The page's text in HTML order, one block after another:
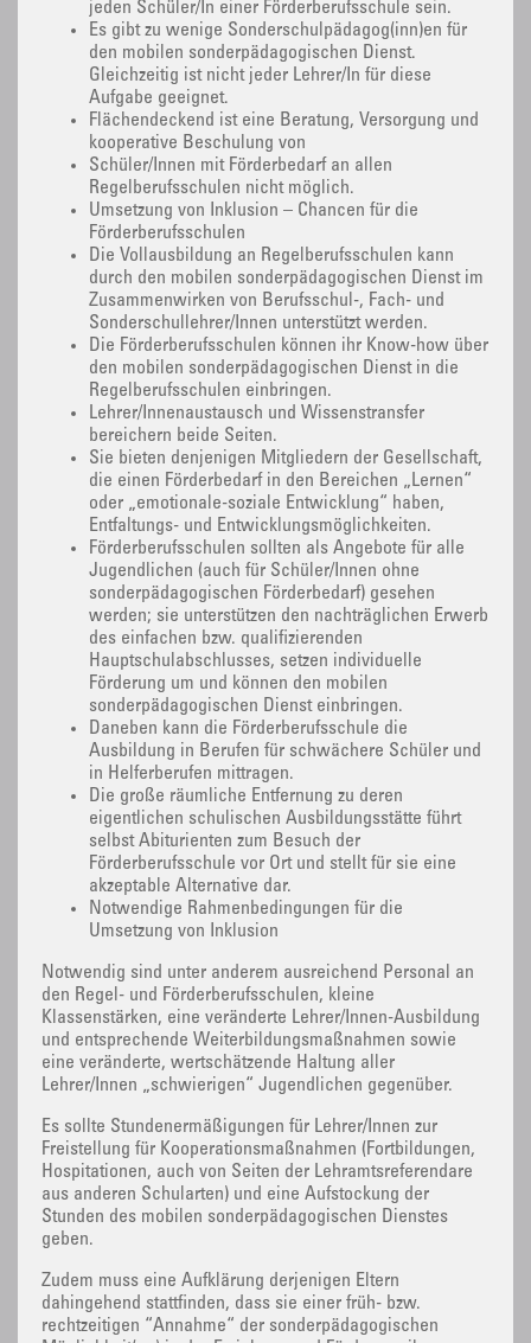
jeden Schüler/In einer Förderberufsschule sein.
Es gibt zu wenige Sonderschulpädagog(inn)en für
den mobilen sonderpädagogischen Dienst.
Gleichzeitig ist nicht jeder Lehrer/In für diese
Aufgabe geeignet.
Flächendeckend ist eine Beratung, Versorgung und
kooperative Beschulung von
Schüler/Innen mit Förderbedarf an allen
Regelberufsschulen nicht möglich.
Umsetzung von Inklusion – Chancen für die
Förderberufsschulen
Die Vollausbildung an Regelberufsschulen kann
durch den mobilen sonderpädagogischen Dienst im
Zusammenwirken von Berufsschul-, Fach- und
Sonderschullehrer/Innen unterstützt werden.
Die Förderberufsschulen können ihr Know-how über
den mobilen sonderpädagogischen Dienst in die
Regelberufsschulen einbringen.
Lehrer/Innenaustausch und Wissenstransfer
bereichern beide Seiten.
Sie bieten denjenigen Mitgliedern der Gesellschaft,
die einen Förderbedarf in den Bereichen „Lernen“
oder „emotionale-soziale Entwicklung“ haben,
Entfaltungs- und Entwicklungsmöglichkeiten.
Förderberufsschulen sollten als Angebote für alle
Jugendlichen (auch für Schüler/Innen ohne
sonderpädagogischen Förderbedarf) gesehen
werden; sie unterstützen den nachträglichen Erwerb
des einfachen bzw. qualifizierenden
Hauptschulabschlusses, setzen individuelle
Förderung um und können den mobilen
sonderpädagogischen Dienst einbringen.
Daneben kann die Förderberufsschule die
Ausbildung in Berufen für schwächere Schüler und
in Helferberufen mittragen.
Die große räumliche Entfernung zu deren
eigentlichen schulischen Ausbildungsstätte führt
selbst Abiturienten zum Besuch der
Förderberufsschule vor Ort und stellt für sie eine
akzeptable Alternative dar.
Notwendige Rahmenbedingungen für die
Umsetzung von Inklusion
Notwendig sind unter anderem ausreichend Personal an
den Regel- und Förderberufsschulen, kleine
Klassenstärken, eine veränderte Lehrer/Innen-Ausbildung
und entsprechende Weiterbildungsmaßnahmen sowie
eine veränderte, wertschätzende Haltung aller
Lehrer/Innen „schwierigen“ Jugendlichen gegenüber.
Es sollte Stundenermäßigungen für Lehrer/Innen zur
Freistellung für Kooperationsmaßnahmen (Fortbildungen,
Hospitationen, auch von Seiten der Lehramtsreferendare
aus anderen Schularten) und eine Aufstockung der
Stunden des mobilen sonderpädagogischen Dienstes
geben.
Zudem muss eine Aufklärung derjenigen Eltern
dahingehend stattfinden, dass sie einer früh- bzw.
rechtzeitigen “Annahme“ der sonderpädagogischen